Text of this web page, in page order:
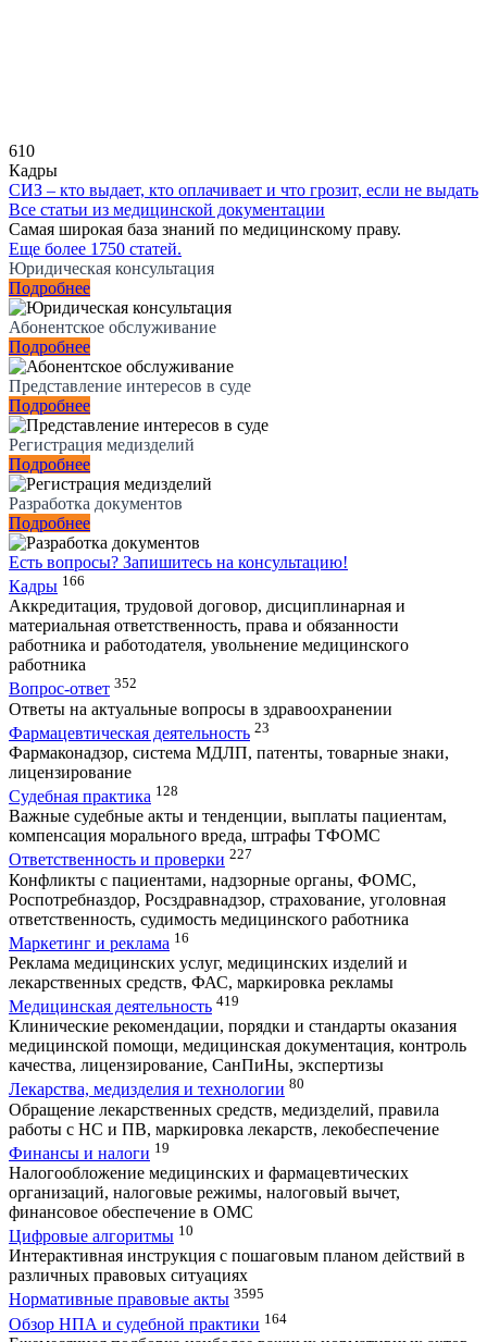
610
Кадры
СИЗ – кто выдает, кто оплачивает и что грозит, если не выдать
Все статьи из медицинской документации
Самая широкая база знаний по медицинскому праву.
Еще более 1750 статей.
Юридическая консультация
Подробнее
Абонентское обслуживание
Подробнее
Представление интересов в суде
Подробнее
Регистрация медизделий
Подробнее
Разработка документов
Подробнее
Есть вопросы? Запишитесь на консультацию!
Кадры 166
Аккредитация, трудовой договор, дисциплинарная и
материальная ответственность, права и обязанности
работника и работодателя, увольнение медицинского
работника
Вопрос-ответ 352
Ответы на актуальные вопросы в здравоохранении
Фармацевтическая деятельность 23
Фармаконадзор, система МДЛП, патенты, товарные знаки,
лицензирование
Судебная практика 128
Важные судебные акты и тенденции, выплаты пациентам,
компенсация морального вреда, штрафы ТФОМС
Ответственность и проверки 227
Конфликты с пациентами, надзорные органы, ФОМС,
Роспотребназдор, Росздравнадзор, страхование, уголовная
ответственность, судимость медицинского работника
Маркетинг и реклама 16
Реклама медицинских услуг, медицинских изделий и
лекарственных средств, ФАС, маркировка рекламы
Медицинская деятельность 419
Клинические рекомендации, порядки и стандарты оказания
медицинской помощи, медицинская документация, контроль
качества, лицензирование, СанПиНы, экспертизы
Лекарства, медизделия и технологии 80
Обращение лекарственных средств, медизделий, правила
работы с НС и ПВ, маркировка лекарств, лекобеспечение
Финансы и налоги 19
Налогообложение медицинских и фармацевтических
организаций, налоговые режимы, налоговый вычет,
финансовое обеспечение в ОМС
Цифровые алгоритмы 10
Интерактивная инструкция с пошаговым планом действий в
различных правовых ситуациях
Нормативные правовые акты 3595
Обзор НПА и судебной практики 164